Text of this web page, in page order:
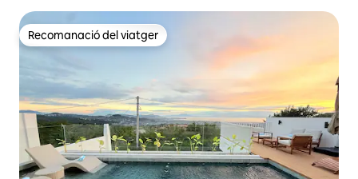
Recomanació del viatger
Recomanació del viatger